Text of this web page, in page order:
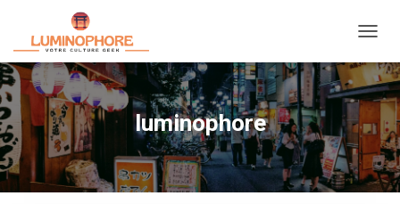
luminophore